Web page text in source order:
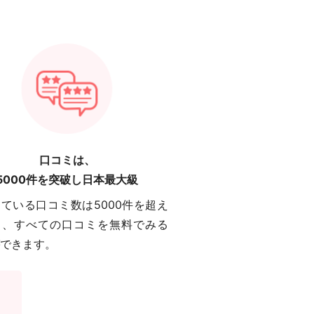
口コミは、
件を突破し日本最大級
いる口コミ数は5000件を超え
すべての口コミを無料でみる
きます。